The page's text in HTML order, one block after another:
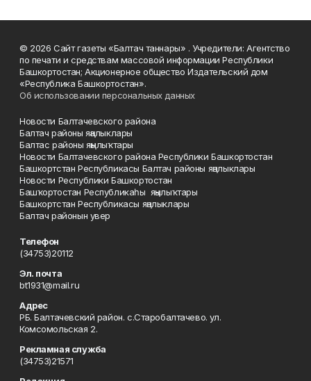
© 2026 Сайт газеты «Балтач таннары» . Учредители: Агентство
по печати и средствам массовой информации Республики
Башкортостан; Акционерное общество Издательский дом
«Республика Башкортостан».
Об использовании персональных данных
Новости Балтачевского района
Балтач районы яңалыклары
Балтас районы яңылыҡтары
Новости Балтачевского района Республики Башкортостан
Башкортстан Республикасы Балтач районы яңалыклары
Новости Республики Башкортостан
Башҡортостан Республикаһы яңылыҡтары
Башкортстан Республикасы яңалыклары
Балтач районын увер
Телефон
(34753)20112
Эл. почта
bt1931@mail.ru
Адрес
РБ. Балтачевский район. с.Старобалтачево. ул.
Комсомольская 2.
Рекламная служба
(34753)21571